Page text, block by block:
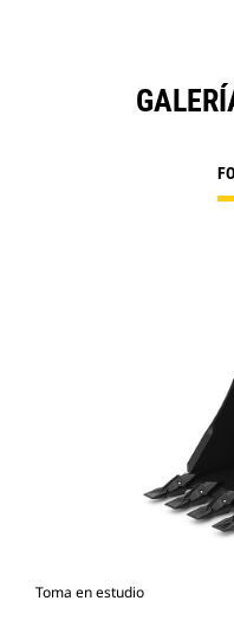
Toma en estudio